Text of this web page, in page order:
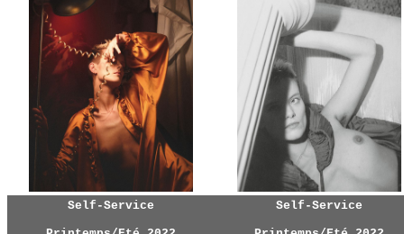
Self-Service Self-Service